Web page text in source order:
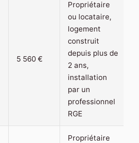
5 560 €
Propriétaire
ou locataire,
logement
construit
depuis plus de
2 ans,
installation
par un
professionnel
RGE
Propriétaire